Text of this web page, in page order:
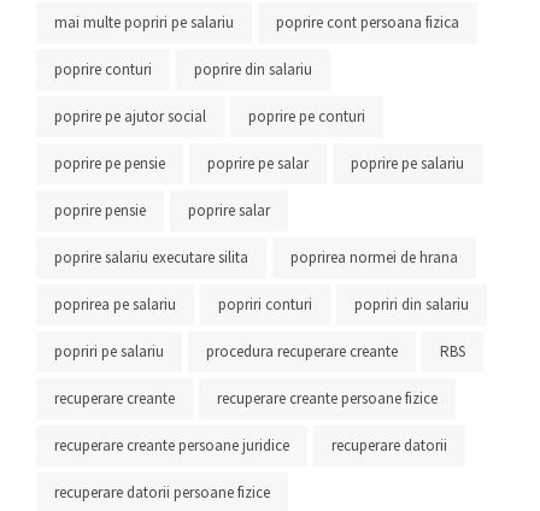
mai multe popriri pe salariu poprire cont persoana fizica
poprire conturi poprire din salariu
poprire pe ajutor social poprire pe conturi
poprire pe pensie poprire pe salar poprire pe salariu
poprire pensie poprire salar
poprire salariu executare silita poprirea normei de hrana
poprirea pe salariu popriri conturi popriri din salariu
popriri pe salariu procedura recuperare creante RBS
recuperare creante recuperare creante persoane fizice
recuperare creante persoane juridice recuperare datorii
recuperare datorii persoane fizice